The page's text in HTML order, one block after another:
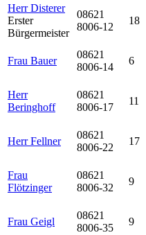
Herr Disterer
Erster
Bürgermeister
08621
8006-12
18
Frau Bauer
08621
8006-14
6
Herr
Beringhoff
08621
8006-17
11
Herr Fellner
08621
8006-22
17
Frau
Flötzinger
08621
8006-32
9
Frau Geigl
08621
8006-35
9